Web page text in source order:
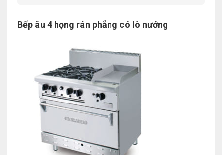
Bếp âu 4 họng rán phẳng có lò nướng